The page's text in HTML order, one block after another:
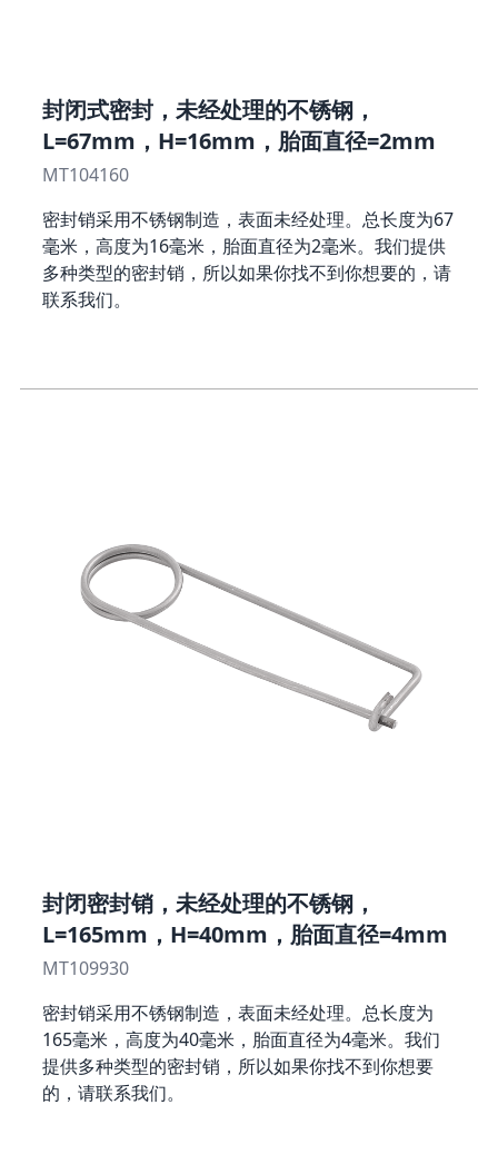
封闭式密封，未经处理的不锈钢，
L=67mm，H=16mm，胎面直径=2mm
MT104160
密封销采用不锈钢制造，表面未经处理。总长度为67
毫米，高度为16毫米，胎面直径为2毫米。我们提供
多种类型的密封销，所以如果你找不到你想要的，请
联系我们。
封闭密封销，未经处理的不锈钢，
L=165mm，H=40mm，胎面直径=4mm
MT109930
密封销采用不锈钢制造，表面未经处理。总长度为
165毫米，高度为40毫米，胎面直径为4毫米。我们
提供多种类型的密封销，所以如果你找不到你想要
的，请联系我们。